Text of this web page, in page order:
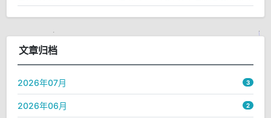
文章归档
2026年07月 3
2026年06月 2